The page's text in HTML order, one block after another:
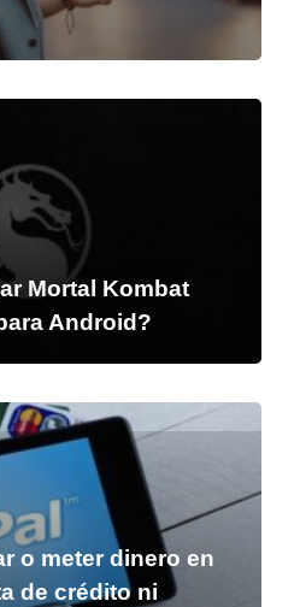
Mortal Kombat
Android?
o meter dinero en
de crédito ni